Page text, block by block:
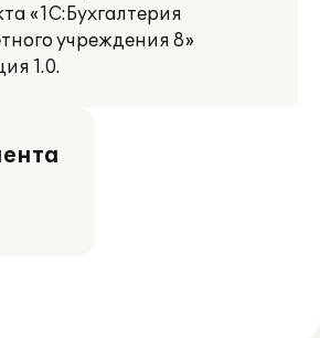
«1С:Бухгалтерия
учреждения 8»
1.0.